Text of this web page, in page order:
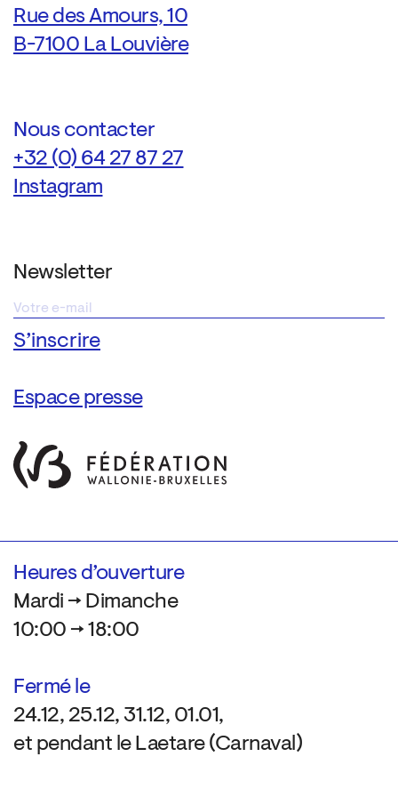
Rue des Amours, 10
B-7100 La Louvière
Nous contacter
+32 (0) 64 27 87 27
Instagram
Newsletter
Espace presse
Heures d’ouverture
Mardi → Dimanche
10:00 → 18:00
Fermé le
24.12, 25.12, 31.12, 01.01,
et pendant le Laetare (Carnaval)